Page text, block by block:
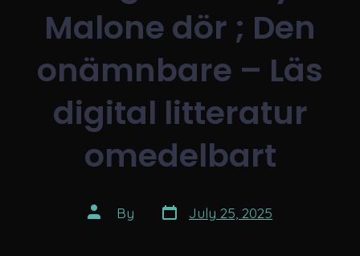
Malone dör ; Den
onämnbare – Läs
digital litteratur
omedelbart
Post
author
By Post
date
July 25, 2025